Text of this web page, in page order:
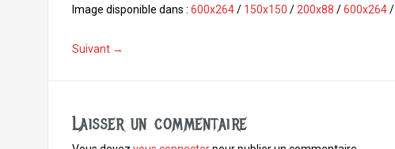
c
o
Image disponible dans : 600x264/ 150x150 / 200x88 /600x264/
Suivant →
Laisser un commentaire